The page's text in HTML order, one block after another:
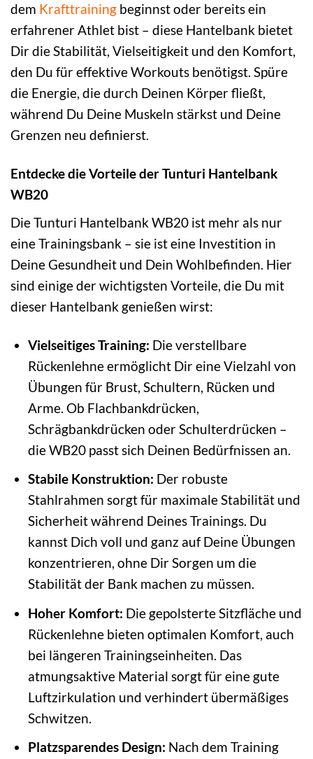
dem Krafttraining beginnst oder bereits ein
erfahrener Athlet bist – diese Hantelbank bietet
Dir die Stabilität, Vielseitigkeit und den Komfort,
den Du für effektive Workouts benötigst. Spüre
die Energie, die durch Deinen Körper fließt,
während Du Deine Muskeln stärkst und Deine
Grenzen neu definierst.
Entdecke die Vorteile der Tunturi Hantelbank
WB20
Die Tunturi Hantelbank WB20 ist mehr als nur
eine Trainingsbank – sie ist eine Investition in
Deine Gesundheit und Dein Wohlbefinden. Hier
sind einige der wichtigsten Vorteile, die Du mit
dieser Hantelbank genießen wirst:
Vielseitiges Training: Die verstellbare
Rückenlehne ermöglicht Dir eine Vielzahl von
Übungen für Brust, Schultern, Rücken und
Arme. Ob Flachbankdrücken,
Schrägbankdrücken oder Schulterdrücken –
die WB20 passt sich Deinen Bedürfnissen an.
Stabile Konstruktion: Der robuste
Stahlrahmen sorgt für maximale Stabilität und
Sicherheit während Deines Trainings. Du
kannst Dich voll und ganz auf Deine Übungen
konzentrieren, ohne Dir Sorgen um die
Stabilität der Bank machen zu müssen.
Hoher Komfort: Die gepolsterte Sitzfläche und
Rückenlehne bieten optimalen Komfort, auch
bei längeren Trainingseinheiten. Das
atmungsaktive Material sorgt für eine gute
Luftzirkulation und verhindert übermäßiges
Schwitzen.
Platzsparendes Design: Nach dem Training